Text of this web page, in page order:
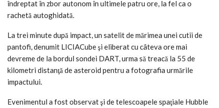
îndreptat în zbor autonom în ultimele patru ore, la fel ca o
rachetă autoghidată.
La trei minute după impact, un satelit de mărimea unei cutii de
pantofi, denumit LICIACube şi eliberat cu câteva ore mai
devreme de la bordul sondei DART, urma să treacă la 55 de
kilometri distanţă de asteroid pentru a fotografia urmările
impactului.
Evenimentul a fost observat şi de telescoapele spaţiale Hubble